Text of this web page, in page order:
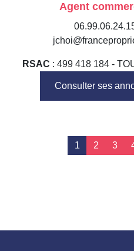
Agent
RSAC : 499 418 184 -
Consulter ses
1 2 3